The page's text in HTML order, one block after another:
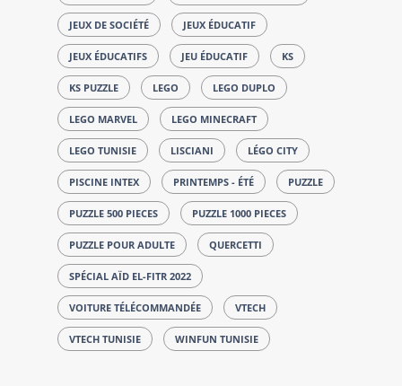
JEUX DE SOCIÉTÉ JEUX ÉDUCATIF
JEUX ÉDUCATIFS JEU ÉDUCATIF KS
KS PUZZLE LEGO LEGO DUPLO
LEGO MARVEL LEGO MINECRAFT
LEGO TUNISIE LISCIANI LÉGO CITY
PISCINE INTEX PRINTEMPS - ÉTÉ PUZZLE
PUZZLE 500 PIECES PUZZLE 1000 PIECES
PUZZLE POUR ADULTE QUERCETTI
SPÉCIAL AÏD EL-FITR 2022
VOITURE TÉLÉCOMMANDÉE VTECH
VTECH TUNISIE WINFUN TUNISIE